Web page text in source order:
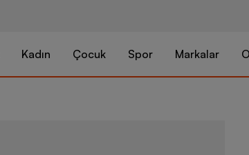
Kadın Çocuk Spor Markalar
New